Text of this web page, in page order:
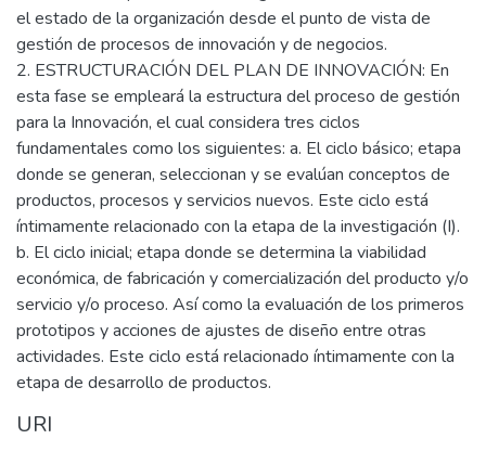
el estado de la organización desde el punto de vista de
gestión de procesos de innovación y de negocios.
2. ESTRUCTURACIÓN DEL PLAN DE INNOVACIÓN: En
esta fase se empleará la estructura del proceso de gestión
para la Innovación, el cual considera tres ciclos
fundamentales como los siguientes: a. El ciclo básico; etapa
donde se generan, seleccionan y se evalúan conceptos de
productos, procesos y servicios nuevos. Este ciclo está
íntimamente relacionado con la etapa de la investigación (I).
b. El ciclo inicial; etapa donde se determina la viabilidad
económica, de fabricación y comercialización del producto y/o
servicio y/o proceso. Así como la evaluación de los primeros
prototipos y acciones de ajustes de diseño entre otras
actividades. Este ciclo está relacionado íntimamente con la
etapa de desarrollo de productos.
URI